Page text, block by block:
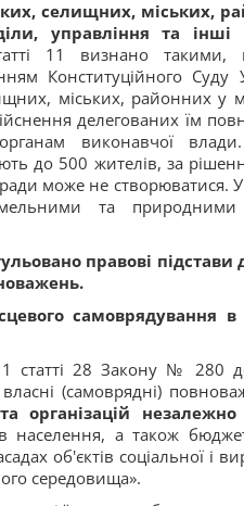
селищних, міських,
управління та
11 визнано такими,
Конституційного
міських, районних у
делегованих їм
виконавчої
до 500 жителів, за
може не створюватися.
та природними
правові підстави
самоврядування в
статті 28 Закону № 280
(самоврядні)
організацій
населення, а також
об'єктів соціальної і
середовища».